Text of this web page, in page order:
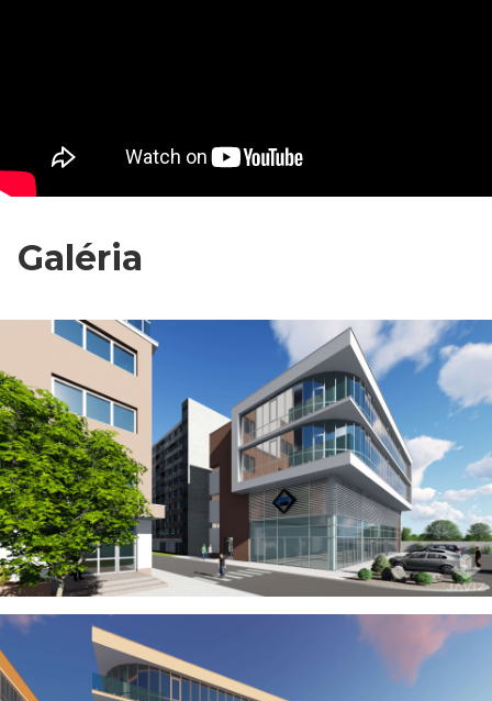
Galéria